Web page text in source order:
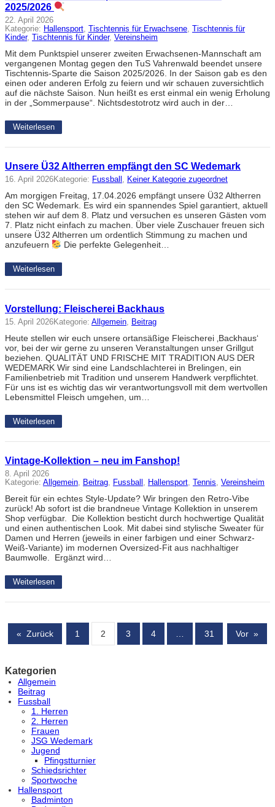
2025/2026
22. April 2026
Kategorie: Hallensport, Tischtennis für Erwachsene,
Tischtennis für
Kinder, Tischtennis für Kinder, Vereinsheim
Mit dem Punktspiel unserer zweiten Erwachsenen-Mannschaft am
vergangenen Montag gegen den TuS Vahrenwald beendet unsere
Tischtennis-Sparte die Saison 2025/2026. In der Saison gab es den
einen oder anderen Erfolg zu feiern und wir schauen zuversichtlich
auf die nächste Saison. Nun heißt es erst einmal ein wenig Erholung
in der „Sommerpause“. Nichtsdestotrotz wird auch in der…
Weiterlesen
Unsere Ü32 Altherren empfängt den SC Wedemark
16. April 2026Kategorie: Fussball , Keiner Kategorie zugeordnet
Am morgigen Freitag, 17.04.2026 empfängt unsere Ü32 Altherren
den SC Wedemark. Es wird ein spannendes Spiel garantiert, aktuell
stehen wir auf dem 8. Platz und versuchen es unseren Gästen vom
7. Platz nicht einfach zu machen. Über viele Zuschauer freuen sich
unsere Ü32 Altherren um ordentlich Stimmung zu machen und
anzufeuern
Die perfekte Gelegenheit…
Weiterlesen
Vorstellung: Fleischerei Backhaus
15. April 2026Kategorie: Allgemein, Beitrag
Heute stellen wir euch unsere ortansäßige Fleischerei ‚Backhaus‘
vor, bei der wir gerne zu unseren Veranstaltungen unser Grillgut
beziehen. QUALITÄT UND FRISCHE MIT TRADITION AUS DER
WEDEMARK Wir sind eine Landschlachterei in Brelingen, ein
Familienbetrieb mit Tradition und unserem Handwerk verpflichtet.
Für uns ist es wichtig das wir verantwortungsvoll mit dem wertvollen
Lebensmittel Fleisch umgehen, um…
Weiterlesen
Vintage-Kollektion – neu im Fanshop!
8. April 2026
Kategorie: Allgemein, Beitrag, Fussball , Hallensport, Tennis, Vereinsheim
Bereit für ein echtes Style-Update? Wir bringen den Retro-Vibe
zurück! Ab sofort ist die brandneue Vintage Kollektion in unserem
Shop verfügbar. Die Kollektion besticht durch hochwertige Qualität
und einen authentischen Look. Mit dabei sind stylische Sweater für
Damen und Herren (jeweils in einer farbigen und einer Schwarz-
Weiß-Variante) im modernen Oversized-Fit aus nachhaltiger
Baumwolle. Ergänzt wird…
Weiterlesen
« Zurück 1 2 3 4 … 31 Vor »
Kategorien
Allgemein
Beitrag
Fussball
1. Herren
2. Herren
Frauen
JSG Wedemark
Jugend
Pfingstturnier
Schiedsrichter
Sportwoche
Hallensport
Badminton